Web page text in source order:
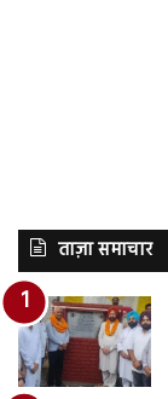
ताज़ा समाचार